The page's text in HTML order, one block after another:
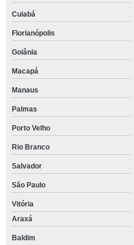
Cuiabá
Florianópolis
Goiânia
Macapá
Manaus
Palmas
Porto Velho
Rio Branco
Salvador
São Paulo
Vitória
Araxá
Baldim